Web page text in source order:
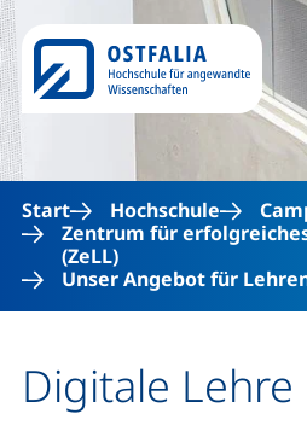
Start Hochschule
Zentrum für
(ZeLL)
Unser Angebot für
Digitale Lehre